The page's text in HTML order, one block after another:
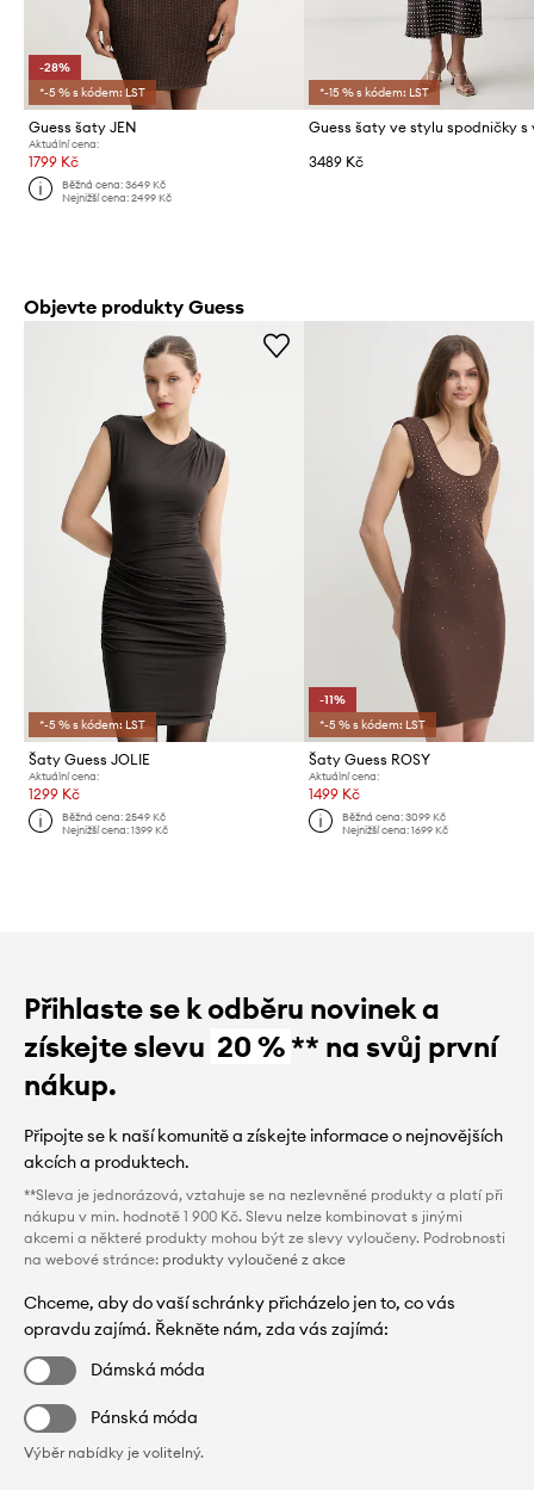
-28%
*-5 % s kódem: LST
Guess šaty JEN
Aktuální cena:
1799 Kč
Běžná cena:3649 Kč
Nejnižší cena:2499 Kč
*-15 % s kódem: LST
3489 Kč
Objevte produkty Guess
*-5 % s kódem: LST
Šaty Guess JOLIE
Aktuální cena:
1299 Kč
Běžná cena:2549 Kč
Nejnižší cena:1399 Kč
-11%
*-5 % s kódem: LST
Šaty Guess ROSY
Aktuální cena:
1499 Kč
Běžná cena: 3099 Kč
Nejnižší cena: 1699 Kč
Přihlaste se k odběru novinek a
získejte slevu 20 %** na svůj první
nákup.
Připojte se k naší komunitě a získejte informace o nejnovějších
akcích a produktech.
**Sleva je jednorázová, vztahuje se na nezlevněné produkty a platí při
nákupu v min. hodnotě 1 900 Kč. Slevu nelze kombinovat s jinými
akcemi a některé produkty mohou být ze slevy vyloučeny. Podrobnosti
na webové stránce: produkty vyloučené z akce
Chceme, aby do vaší schránky přicházelo jen to, co vás
opravdu zajímá. Řekněte nám, zda vás zajímá:
Dámská móda
Pánská móda
Výběr nabídky je volitelný.